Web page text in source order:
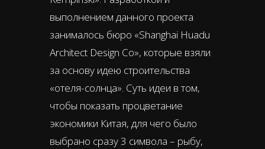
выполнением данного проекта
занималось бюро «Shanghai Huadu
Architect Design Co», которые взяли
за основу идею строительства
«отеля-солнца». Суть идеи в том,
чтобы показать процветание
экономики Китая, для чего было
выбрано сразу 3 символа – рыбу,